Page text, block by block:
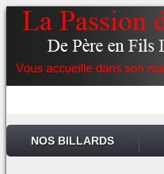
NOS BILLARDS